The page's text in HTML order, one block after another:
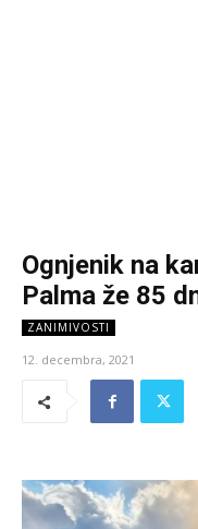
Ognjenik na
Palma že 85
ZANIMIVOSTI
12. decembra, 2021